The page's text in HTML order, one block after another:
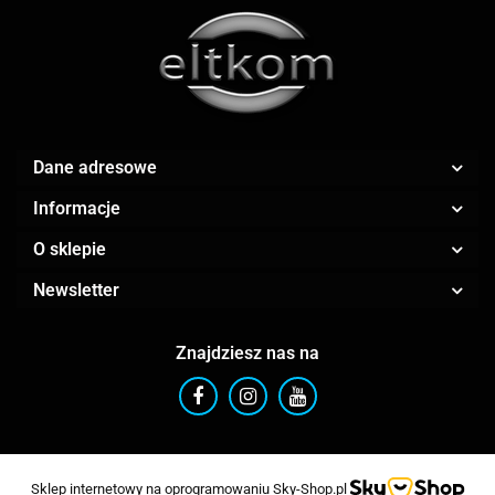
Apple
ARGRISICILIA
Dane adresowe
Informacje
O sklepie
Newsletter
Znajdziesz nas na
Sklep internetowy na oprogramowaniu Sky-Shop.pl